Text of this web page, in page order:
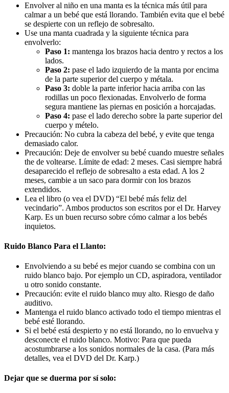
Envolver al niño en una manta es la técnica más útil para
calmar a un bebé que está llorando. También evita que el bebé
se despierte con un reflejo de sobresalto.
Use una manta cuadrada y la siguiente técnica para
envolverlo:
Paso 1: mantenga los brazos hacia dentro y rectos a los
lados.
Paso 2: pase el lado izquierdo de la manta por encima
de la parte superior del cuerpo y métala.
Paso 3: doble la parte inferior hacia arriba con las
rodillas un poco flexionadas. Envolverlo de forma
segura mantiene las piernas en posición a horcajadas.
Paso 4: pase el lado derecho sobre la parte superior del
cuerpo y mételo.
Precaución: No cubra la cabeza del bebé, y evite que tenga
demasiado calor.
Precaución: Deje de envolver su bebé cuando muestre señales
the de voltearse. Límite de edad: 2 meses. Casi siempre habrá
desaparecido el reflejo de sobresalto a esta edad. A los 2
meses, cambie a un saco para dormir con los brazos
extendidos.
Lea el libro (o vea el DVD) “El bebé más feliz del
vecindario”. Ambos productos son escritos por el Dr. Harvey
Karp. Es un buen recurso sobre cómo calmar a los bebés
inquietos.
Ruido Blanco Para el Llanto:
Envolviendo a su bebé es mejor cuando se combina con un
ruido blanco bajo. Por ejemplo un CD, aspiradora, ventilador
u otro sonido constante.
Precaución: evite el ruido blanco muy alto. Riesgo de daño
auditivo.
Mantenga el ruido blanco activado todo el tiempo mientras el
bebé esté llorando.
Si el bebé está despierto y no está llorando, no lo envuelva y
desconecte el ruido blanco. Motivo: Para que pueda
acostumbrarse a los sonidos normales de la casa. (Para más
detalles, vea el DVD del Dr. Karp.)
Dejar que se duerma por sí solo: